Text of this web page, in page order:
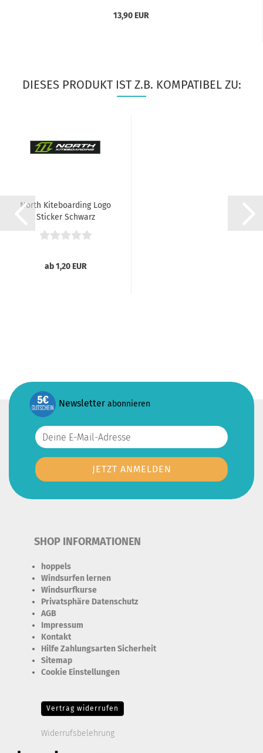
13,90 EUR
DIESES PRODUKT IST Z.B. KOMPATIBEL ZU:
North Kiteboarding Logo
Sticker Schwarz
ab 1,20 EUR
Newsletter abonnieren
SHOP INFORMATIONEN
hoppels
Windsurfen lernen
Windsurfkurse
Privatsphäre Datenschutz
AGB
Impressum
Kontakt
Hilfe Zahlungsarten Sicherheit
Sitemap
Cookie Einstellungen
Vertrag widerrufen
Widerrufsbelehrung